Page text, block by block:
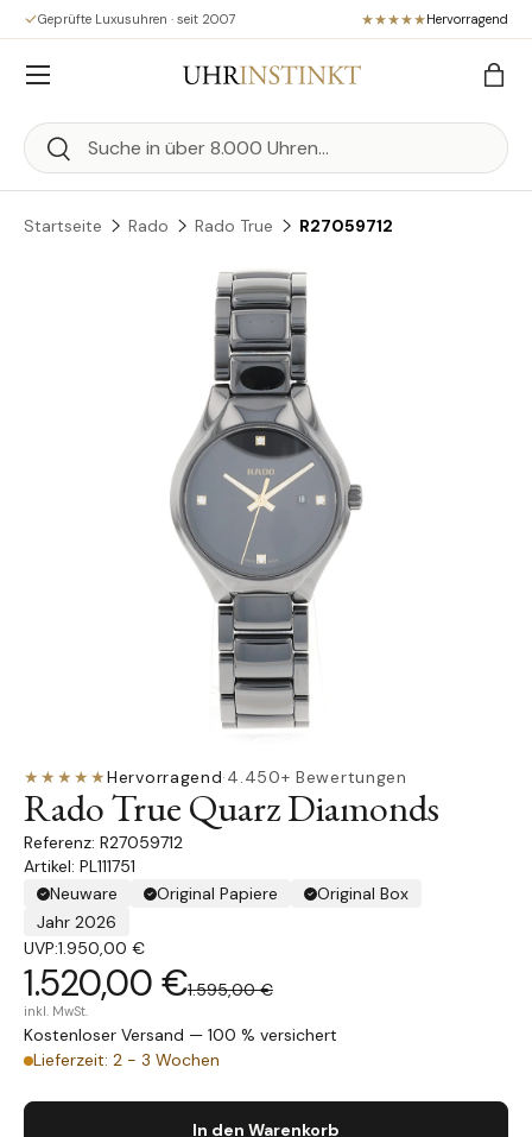
Direkt zum Inhalt
Geprüfte Luxusuhren · seit 2007 Hervorragend
Suchen
Suchen
Menü
Startseite Rado Rado True R27059712
Zu Produktinformationen springen
★★★★★Hervorragend·4.450+ Bewertungen
Rado True Quarz Diamonds
R27059712
Artikel: PL111751
Neuware
Original Papiere
Original Box
Jahr 2026
UVP:1.950,00 €
1.520,00 €1.595,00 €
inkl. MwSt.
Kostenloser Versand — 100 % versichert
Lieferzeit: 2 - 3 Wochen
In den Warenkorb